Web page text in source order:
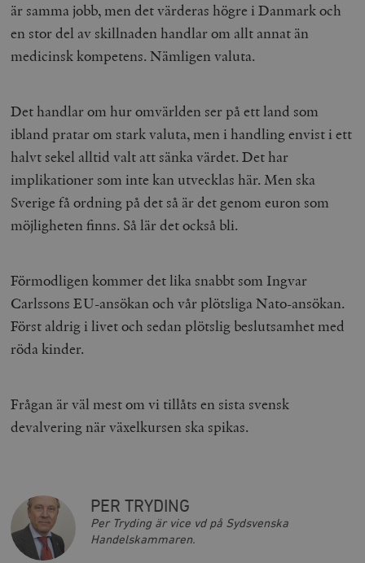
är samma jobb, men det värderas högre i Danmark och
en stor del av skillnaden handlar om allt annat än
medicinsk kompetens. Nämligen valuta.
Det handlar om hur omvärlden ser på ett land som
ibland pratar om stark valuta, men i handling envist i ett
halvt sekel alltid valt att sänka värdet. Det har
implikationer som inte kan utvecklas här. Men ska
Sverige få ordning på det så är det genom euron som
möjligheten finns. Så lär det också bli.
Förmodligen kommer det lika snabbt som Ingvar
Carlssons EU-ansökan och vår plötsliga Nato-ansökan.
Först aldrig i livet och sedan plötslig beslutsamhet med
röda kinder.
Frågan är väl mest om vi tillåts en sista svensk
devalvering när växelkursen ska spikas.
PER TRYDING
Per Tryding är vice vd på Sydsvenska
Handelskammaren.
woocommerce_cart_hash
Automattic
Inc.
timbro.se
.timbro.se
timbro.se
_hjAbsoluteSessionInProgress